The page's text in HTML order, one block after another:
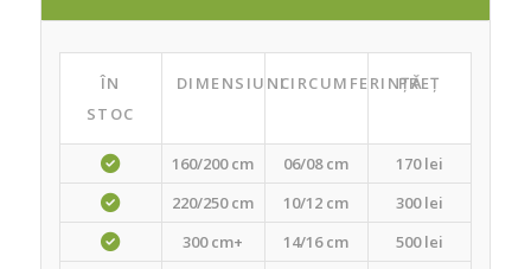
ÎN
STOC
DIMENSIUNICIRCUMFERINȚĂ
PREȚ
160/200 cm 06/08 cm
170 lei
220/250 cm
10/12 cm
300 lei
300 cm+
14/16 cm
500 lei